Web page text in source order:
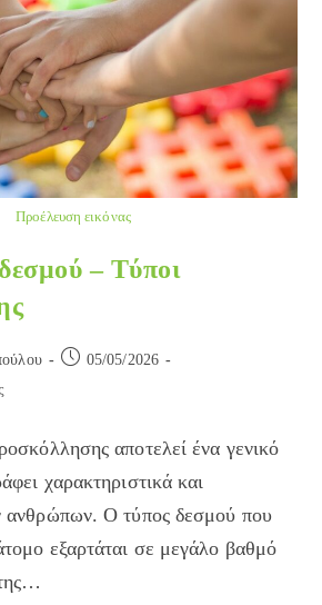
Προέλευση εικόνας
– Τύποι
Post05/05/2026
αποτελεί ένα γενικό
χαρακτηριστικά και
ανθρώπων. Ο τύπος δεσμού που
εξαρτάται σε μεγάλο βαθμό